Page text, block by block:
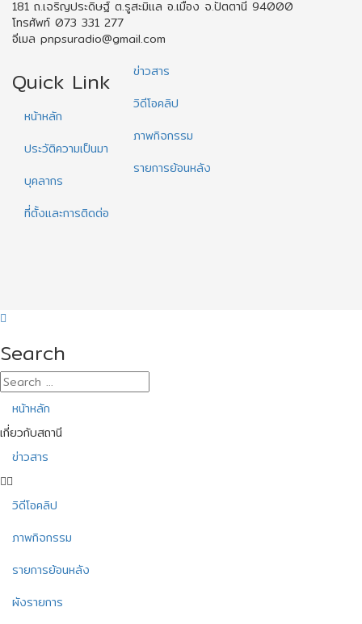
181 ถ.เจริญประดิษฐ์ ต.รูสะมิแล อ.เมือง จ.ปัตตานี 94000
โทรศัพท์ 073 331 277
อีเมล pnpsuradio@gmail.com
Quick Link
หน้าหลัก
ประวัติความเป็นมา
บุคลากร
ที่ตั้งและการติดต่อ
ข่าวสาร
วิดีโอคลิป
ภาพกิจกรรม
รายการย้อนหลัง
Search
หน้าหลัก
เกี่ยวกับสถานี
ข่าวสาร
วิดีโอคลิป
ภาพกิจกรรม
รายการย้อนหลัง
ผังรายการ